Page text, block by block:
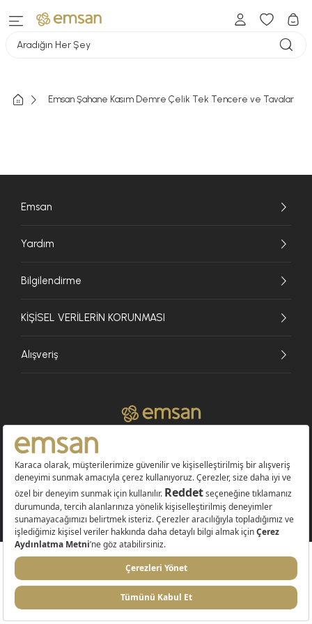
Aradığın Her Şey
Emsan Şahane Kasım Demre Çelik Tek Tencere ve Tavalar
Emsan
Yardım
Bilgilendirme
KİŞİSEL VERİLERİN KORUNMASI
Alışveriş
© 2026 EMSAN A.Ş. Tüm Hakları Saklıdır